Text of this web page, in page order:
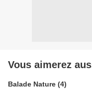
Vous aimerez
Balade Nature (4)